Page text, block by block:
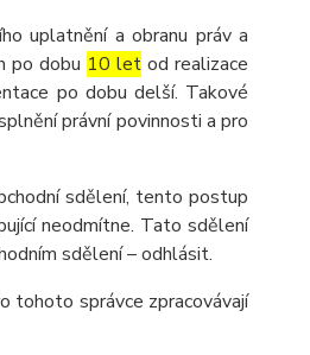
uplatnění a obranu práv a
po dobu 10 letod realizace
po dobu delší. Takové
právní povinnosti a pro
sdělení, tento postup
neodmítne. Tato sdělení
sdělení – odhlásit.
tohoto správce zpracovávají